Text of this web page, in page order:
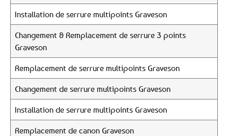
Installation de serrure multipoints Graveson
Changement & Remplacement de serrure 3 points
Graveson
Remplacement de serrure multipoints Graveson
Changement de serrure multipoints Graveson
Installation de serrure multipoints Graveson
Remplacement de canon Graveson